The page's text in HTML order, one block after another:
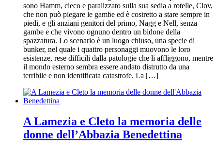
sono Hamm, cieco e paralizzato sulla sua sedia a rotelle, Clov,
che non può piegare le gambe ed è costretto a stare sempre in
piedi, e gli anziani genitori del primo, Nagg e Nell, senza
gambe e che vivono ognuno dentro un bidone della
spazzatura. Lo scenario è un luogo chiuso, una specie di
bunker, nel quale i quattro personaggi muovono le loro
esistenze, rese difficili dalla patologie che li affliggono, mentre
il mondo esterno sembra essere andato distrutto da una
terribile e non identificata catastrofe. La […]
A Lamezia e Cleto la memoria delle
donne dell’Abbazia Benedettina